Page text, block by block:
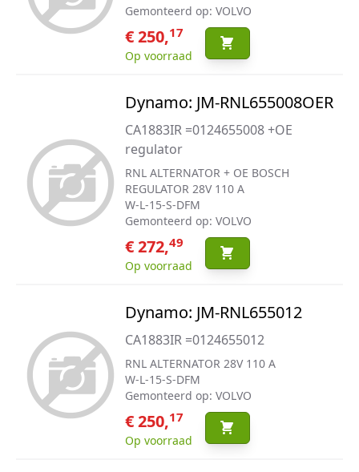
Gemonteerd op: VOLVO
€ 250,17
Op voorraad
Dynamo: JM-RNL655008OER
CA1883IR =0124655008 +OE
regulator
RNL ALTERNATOR + OE BOSCH
REGULATOR 28V 110 A
W-L-15-S-DFM
Gemonteerd op: VOLVO
€ 272,49
Op voorraad
Dynamo: JM-RNL655012
CA1883IR =0124655012
RNL ALTERNATOR 28V 110 A
W-L-15-S-DFM
Gemonteerd op: VOLVO
€ 250,17
Op voorraad